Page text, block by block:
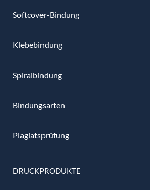
Softcover-Bindung
Klebebindung
Spiralbindung
Bindungsarten
Plagiatsprüfung
DRUCKPRODUKTE